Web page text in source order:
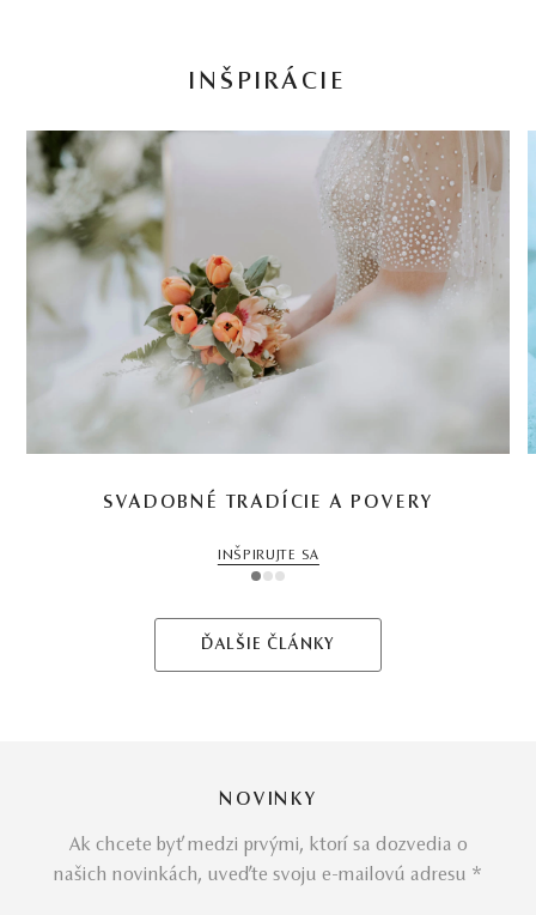
INŠPIRÁCIE
SVADOBNÉ TRADÍCIE A POVERY
INŠPIRUJTE SA
1 2 3
ĎALŠIE ČLÁNKY
NOVINKY
Ak chcete byť medzi prvými, ktorí sa dozvedia o
našich novinkách, uveďte svoju e-mailovú adresu *